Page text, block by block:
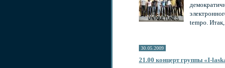
tempo. Итак,
30.05.2009
21.00 концерт группы «I-